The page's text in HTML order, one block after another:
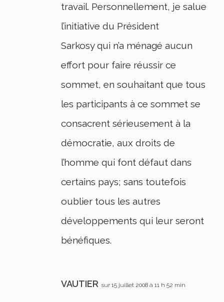
travail. Personnellement, je salue
l’initiative du Président
Sarkosy qui n’a ménagé aucun
effort pour faire réussir ce
sommet, en souhaitant que tous
les participants à ce sommet se
consacrent sérieusement à la
démocratie, aux droits de
l’homme qui font défaut dans
certains pays; sans toutefois
oublier tous les autres
développements qui leur seront
bénéfiques.
VAUTIER sur 15 juillet 2008 à 11 h 52 min